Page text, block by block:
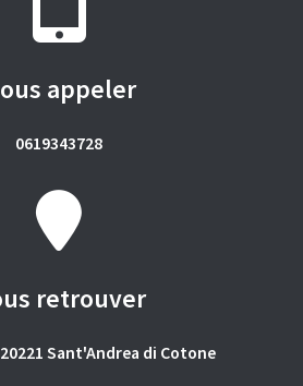
appeler
0619343728
retrouver
Sant'Andrea di Cotone